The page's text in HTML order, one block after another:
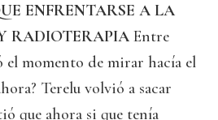
ENFRENTARSE A LA
RADIOTERAPIA Entre
momento de mirar hacía el
Terelu volvió a sacar
que ahora si que tenía